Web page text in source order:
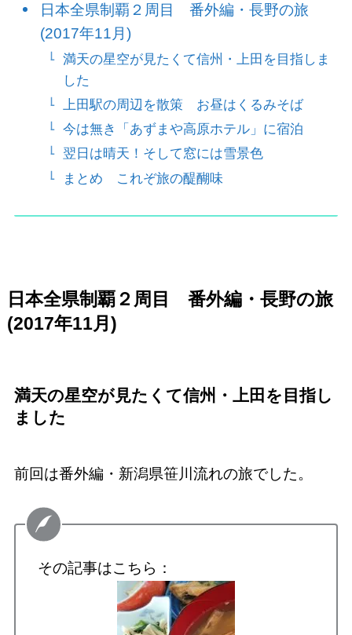
日本全県制覇２周目 番外編・長野の旅
(2017年11月)
満天の星空が見たくて信州・上田を目指しま
した
上田駅の周辺を散策 お昼はくるみそば
今は無き「あずまや高原ホテル」に宿泊
翌日は晴天！そして窓には雪景色
まとめ これぞ旅の醍醐味
日本全県制覇２周目 番外編・長野の旅
(2017年11月)
満天の星空が見たくて信州・上田を目指し
ました
前回は番外編・新潟県笹川流れの旅でした。
その記事はこちら：